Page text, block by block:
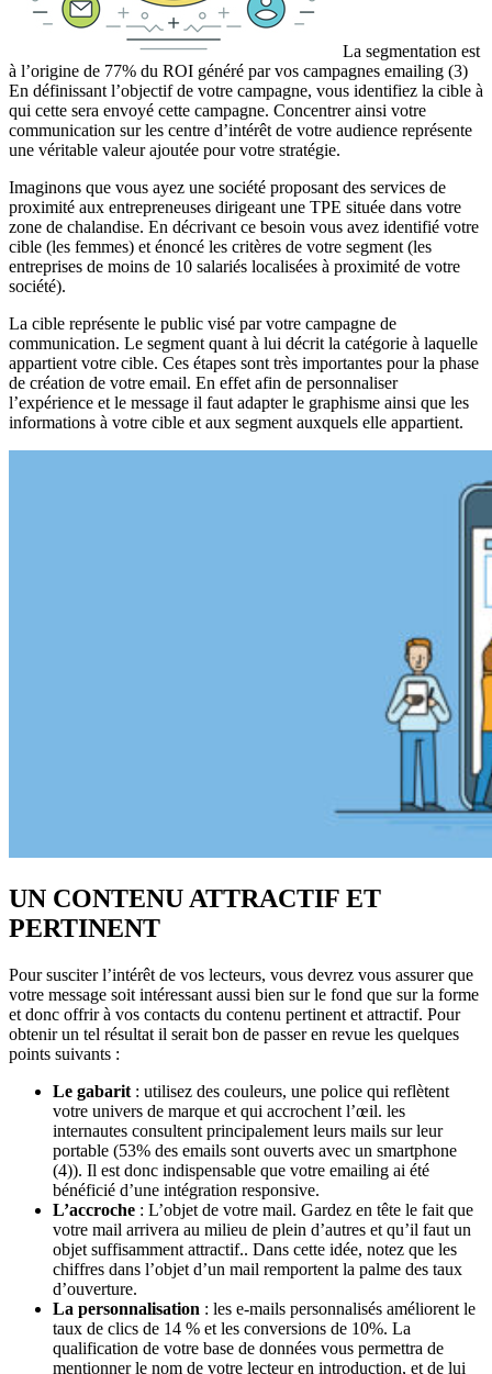
La segmentation est
à l’origine de 77% du ROI généré par vos campagnes emailing (3)
En définissant l’objectif de votre campagne, vous identifiez la cible à
qui cette sera envoyé cette campagne. Concentrer ainsi votre
communication sur les centre d’intérêt de votre audience représente
une véritable valeur ajoutée pour votre stratégie.
Imaginons que vous ayez une société proposant des services de
proximité aux entrepreneuses dirigeant une TPE située dans votre
zone de chalandise. En décrivant ce besoin vous avez identifié votre
cible (les femmes) et énoncé les critères de votre segment (les
entreprises de moins de 10 salariés localisées à proximité de votre
société).
La cible représente le public visé par votre campagne de
communication. Le segment quant à lui décrit la catégorie à laquelle
appartient votre cible. Ces étapes sont très importantes pour la phase
de création de votre email. En effet afin de personnaliser
l’expérience et le message il faut adapter le graphisme ainsi que les
informations à votre cible et aux segment auxquels elle appartient.
UN CONTENU ATTRACTIF ET
PERTINENT
Pour susciter l’intérêt de vos lecteurs, vous devrez vous assurer que
votre message soit intéressant aussi bien sur le fond que sur la forme
et donc offrir à vos contacts du contenu pertinent et attractif. Pour
obtenir un tel résultat il serait bon de passer en revue les quelques
points suivants :
Le gabarit : utilisez des couleurs, une police qui reflètent
votre univers de marque et qui accrochent l’œil. les
internautes consultent principalement leurs mails sur leur
portable (53% des emails sont ouverts avec un smartphone
(4)). Il est donc indispensable que votre emailing ai été
bénéficié d’une intégration responsive.
L’accroche : L’objet de votre mail. Gardez en tête le fait que
votre mail arrivera au milieu de plein d’autres et qu’il faut un
objet suffisamment attractif.. Dans cette idée, notez que les
chiffres dans l’objet d’un mail remportent la palme des taux
d’ouverture.
La personnalisation : les e-mails personnalisés améliorent le
taux de clics de 14 % et les conversions de 10%. La
qualification de votre base de données vous permettra de
mentionner le nom de votre lecteur en introduction, et de lui